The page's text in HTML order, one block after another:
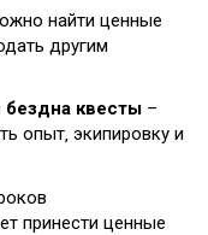
найти ценные
другим
бездна квесты –
опыт‚ экипировку и
принести ценные